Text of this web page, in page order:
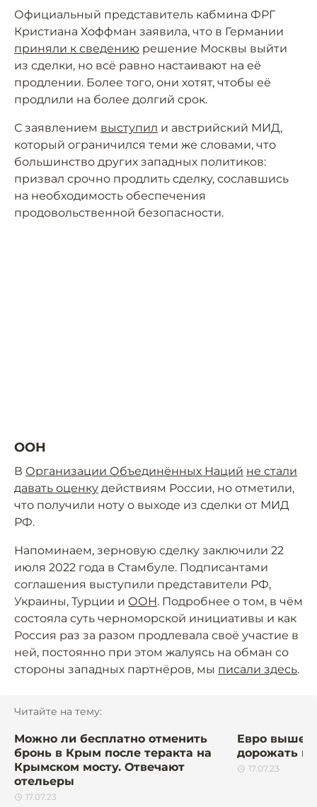
Официальный представитель кабмина ФРГ
Кристиана Хоффман заявила, что в Германии
приняли к сведению решение Москвы выйти
из сделки, но всё равно настаивают на её
продлении. Более того, они хотят, чтобы её
продлили на более долгий срок.
С заявлением выступил и австрийский МИД,
который ограничился теми же словами, что
большинство других западных политиков:
призвал срочно продлить сделку, сославшись
на необходимость обеспечения
продовольственной безопасности.
ООН
В Организации Объединённых Наций не стали
давать оценку действиям России, но отметили,
что получили ноту о выходе из сделки от МИД
РФ.
Напоминаем, зерновую сделку заключили 22
июля 2022 года в Стамбуле. Подписантами
соглашения выступили представители РФ,
Украины, Турции и ООН. Подробнее о том, в чём
состояла суть черноморской инициативы и как
Россия раз за разом продлевала своё участие в
ней, постоянно при этом жалуясь на обман со
стороны западных партнёров, мы писали здесь.
Читайте на тему:
Можно ли бесплатно отменить
бронь в Крым после теракта на
Крымском мосту. Отвечают
отельеры
17.07.23
Евро выше
дорожать и
17.07.23